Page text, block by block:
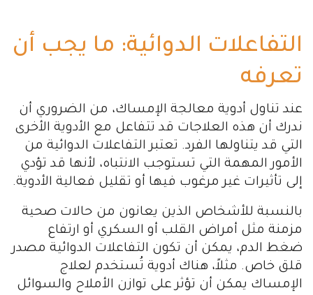
التفاعلات الدوائية: ما يجب أن
تعرفه
عند تناول أدوية معالجة الإمساك، من الضروري أن
ندرك أن هذه العلاجات قد تتفاعل مع الأدوية الأخرى
التي قد يتناولها الفرد. تعتبر التفاعلات الدوائية من
الأمور المهمة التي تستوجب الانتباه، لأنها قد تؤدي
إلى تأثيرات غير مرغوب فيها أو تقليل فعالية الأدوية.
بالنسبة للأشخاص الذين يعانون من حالات صحية
مزمنة مثل أمراض القلب أو السكري أو ارتفاع
ضغط الدم، يمكن أن تكون التفاعلات الدوائية مصدر
قلق خاص. مثلاً، هناك أدوية تُستخدم لعلاج
الإمساك يمكن أن تؤثر على توازن الأملاح والسوائل